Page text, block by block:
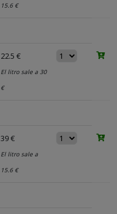
15.6 €
22.5 €
El litro sale a 30
€
39 €
El litro sale a
15.6 €